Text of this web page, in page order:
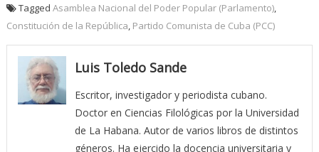
Tagged Asamblea Nacional del Poder Popular (Parlamento),
Constitución de la República, Partido Comunista de Cuba (PCC)
Luis Toledo Sande
Escritor, investigador y periodista cubano.
Doctor en Ciencias Filológicas por la Universidad
de La Habana. Autor de varios libros de distintos
géneros. Ha ejercido la docencia universitaria y